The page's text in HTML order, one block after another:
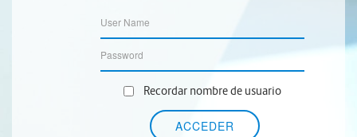
Recordar nombre de usuario